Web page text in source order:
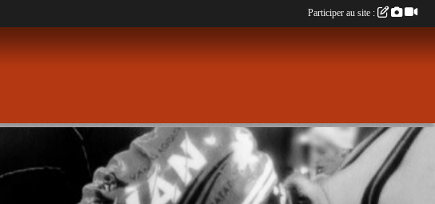
Participer au site :